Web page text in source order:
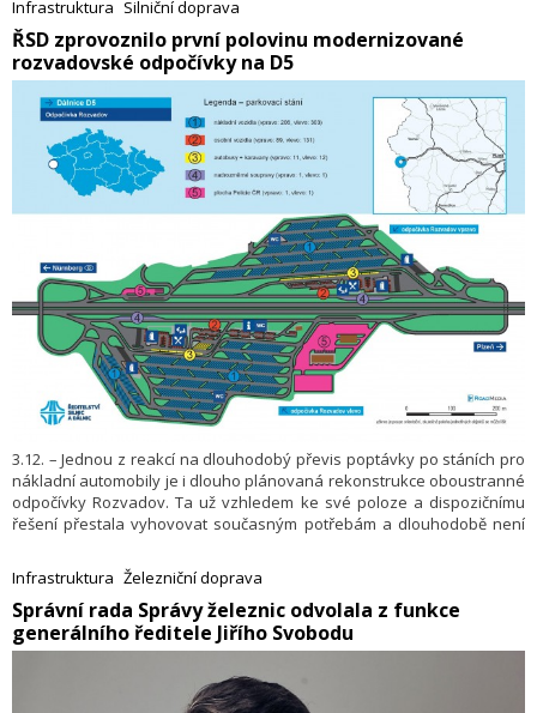
Car, unikátní mobilní diagnostické vozidlo, které po celý rok sbírá
mimořádně přesná data o stavu povrchu vozovek.
Infrastruktura Silniční doprava
​ŘSD zprovoznilo první polovinu modernizované
rozvadovské odpočívky na D5
3.12. – Jednou z reakcí na dlouhodobý převis poptávky po stáních pro
nákladní automobily je i dlouho plánovaná rekonstrukce oboustranné
odpočívky Rozvadov. Ta už vzhledem ke své poloze a dispozičnímu
řešení přestala vyhovovat současným potřebám a dlouhodobě není
zprovozněná první polovina odpočívky. V tiskové zprávě to uvedlo
Ředitelství silnic a dálnic.
Infrastruktura Železniční doprava
​Správní rada Správy železnic odvolala z funkce
generálního ředitele Jiřího Svobodu